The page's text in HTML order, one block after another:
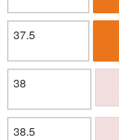
37.5
38
38.5